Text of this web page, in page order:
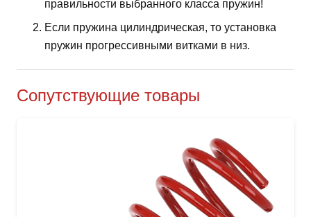
правильности выбранного класса пружин!
Если пружина цилиндрическая, то установка
пружин прогрессивными витками в низ.
Сопутствующие товары